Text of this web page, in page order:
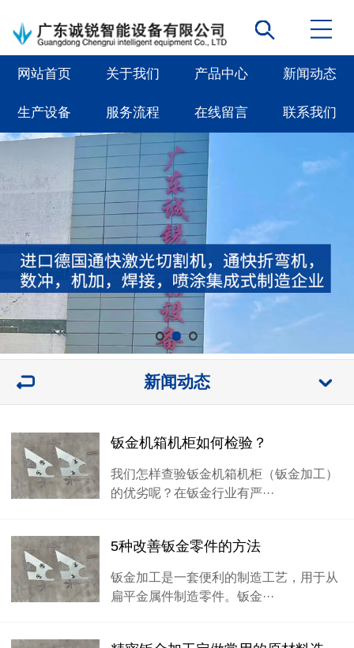
网站首页 关于我们 产品中心 新闻动态
生产设备 服务流程 在线留言 联系我们
新闻动态
钣金机箱机柜如何检验？
我们怎样查验钣金机箱机柜（钣金加工）
的优劣呢？在钣金行业有严···
5种改善钣金零件的方法
钣金加工是一套便利的制造工艺，用于从
扁平金属件制造零件。钣金···